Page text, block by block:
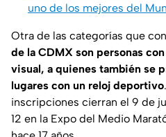
uno de los mejores del
Otra de las categorías que
de la CDMX son personas
visual, a quienes también se
lugares con un reloj deportivo
inscripciones cierran el 9 de
12 en la Expo del Medio